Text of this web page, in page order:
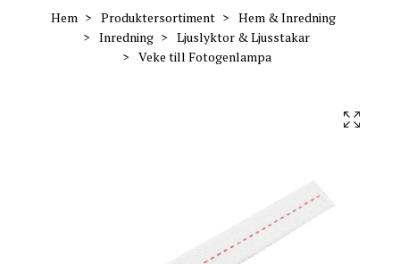
Hem Produktersortiment
Hem & Inredning
Inredning
Ljuslyktor & Ljusstakar
Veke till Fotogenlampa